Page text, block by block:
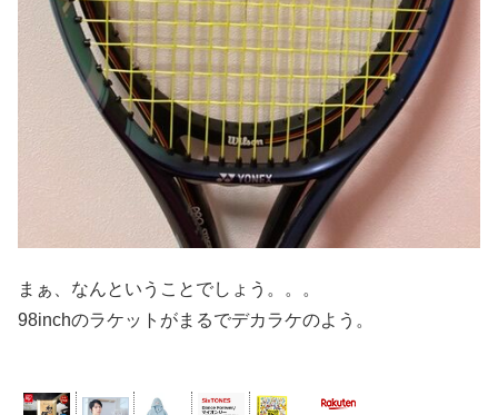
まぁ、なんということでしょう。。。
98inchのラケットがまるでデカラケのよう。